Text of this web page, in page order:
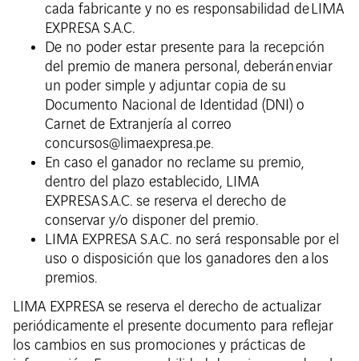
cada fabricante y no es responsabilidad de LIMA
EXPRESA S.A.C.
De no poder estar presente para la recepción
del premio de manera personal, deberán enviar
un poder simple y adjuntar copia de su
Documento Nacional de Identidad (DNI) o
Carnet de Extranjería al correo
concursos@limaexpresa.pe.
En caso el ganador no reclame su premio,
dentro del plazo establecido, LIMA
EXPRESA S.A.C. se reserva el derecho de
conservar y/o disponer del premio.
LIMA EXPRESA S.A.C. no será responsable por el
uso o disposición que los ganadores den a los
premios.
LIMA EXPRESA se reserva el derecho de actualizar
periódicamente el presente documento para reflejar
los cambios en sus promociones y prácticas de